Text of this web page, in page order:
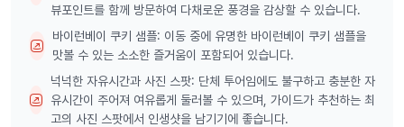
뷰포인트를 함께 방문하여 다채로운 풍경을 감상할 수 있습니다.
바이런베이 쿠키 샘플: 이동 중에 유명한 바이런베이 쿠키 샘플을
맛볼 수 있는 소소한 즐거움이 포함되어 있습니다.
넉넉한 자유시간과 사진 스팟: 단체 투어임에도 불구하고 충분한 자
유시간이 주어져 여유롭게 둘러볼 수 있으며, 가이드가 추천하는 최
고의 사진 스팟에서 인생샷을 남기기에 좋습니다.